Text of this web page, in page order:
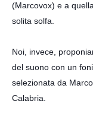
(Marcovox) e a
solita solfa.
Noi, invece,
del suono con un
selezionata da
Calabria.